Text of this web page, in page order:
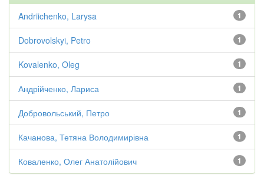
1
Andriichenko, Larysa
1
Dobrovolskyi, Petro
1
Kovalenko, Oleg
1
Андрійченко, Лариса
1
Добровольський, Петро
1
Качанова, Тетяна Володимирівна
1
Коваленко, Олег Анатолійович